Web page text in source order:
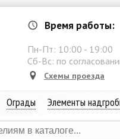
Время работы:
Пн-Пт: 10:00 - 19:00
Сб-Вс: по
Схемы проезда
Ограды Элементы